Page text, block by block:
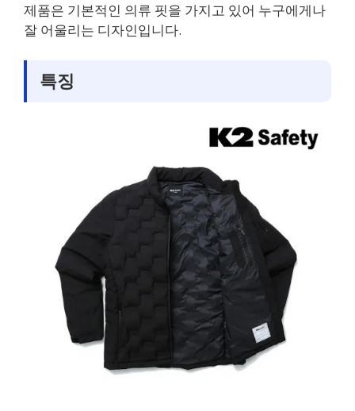
제품은 기본적인 의류 핏을 가지고 있어 누구에게나
잘 어울리는 디자인입니다.
특징